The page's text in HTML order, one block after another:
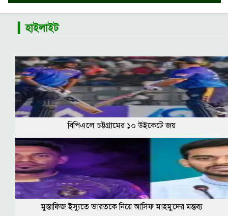
▎হাইলাইট
বিপিএলে চট্টগ্রামের ১০ উইকেটে জয়
মুস্তাফিজ ইস্যুতে ভারতকে নিয়ে আসিফ মাহমুদের মন্তব্য